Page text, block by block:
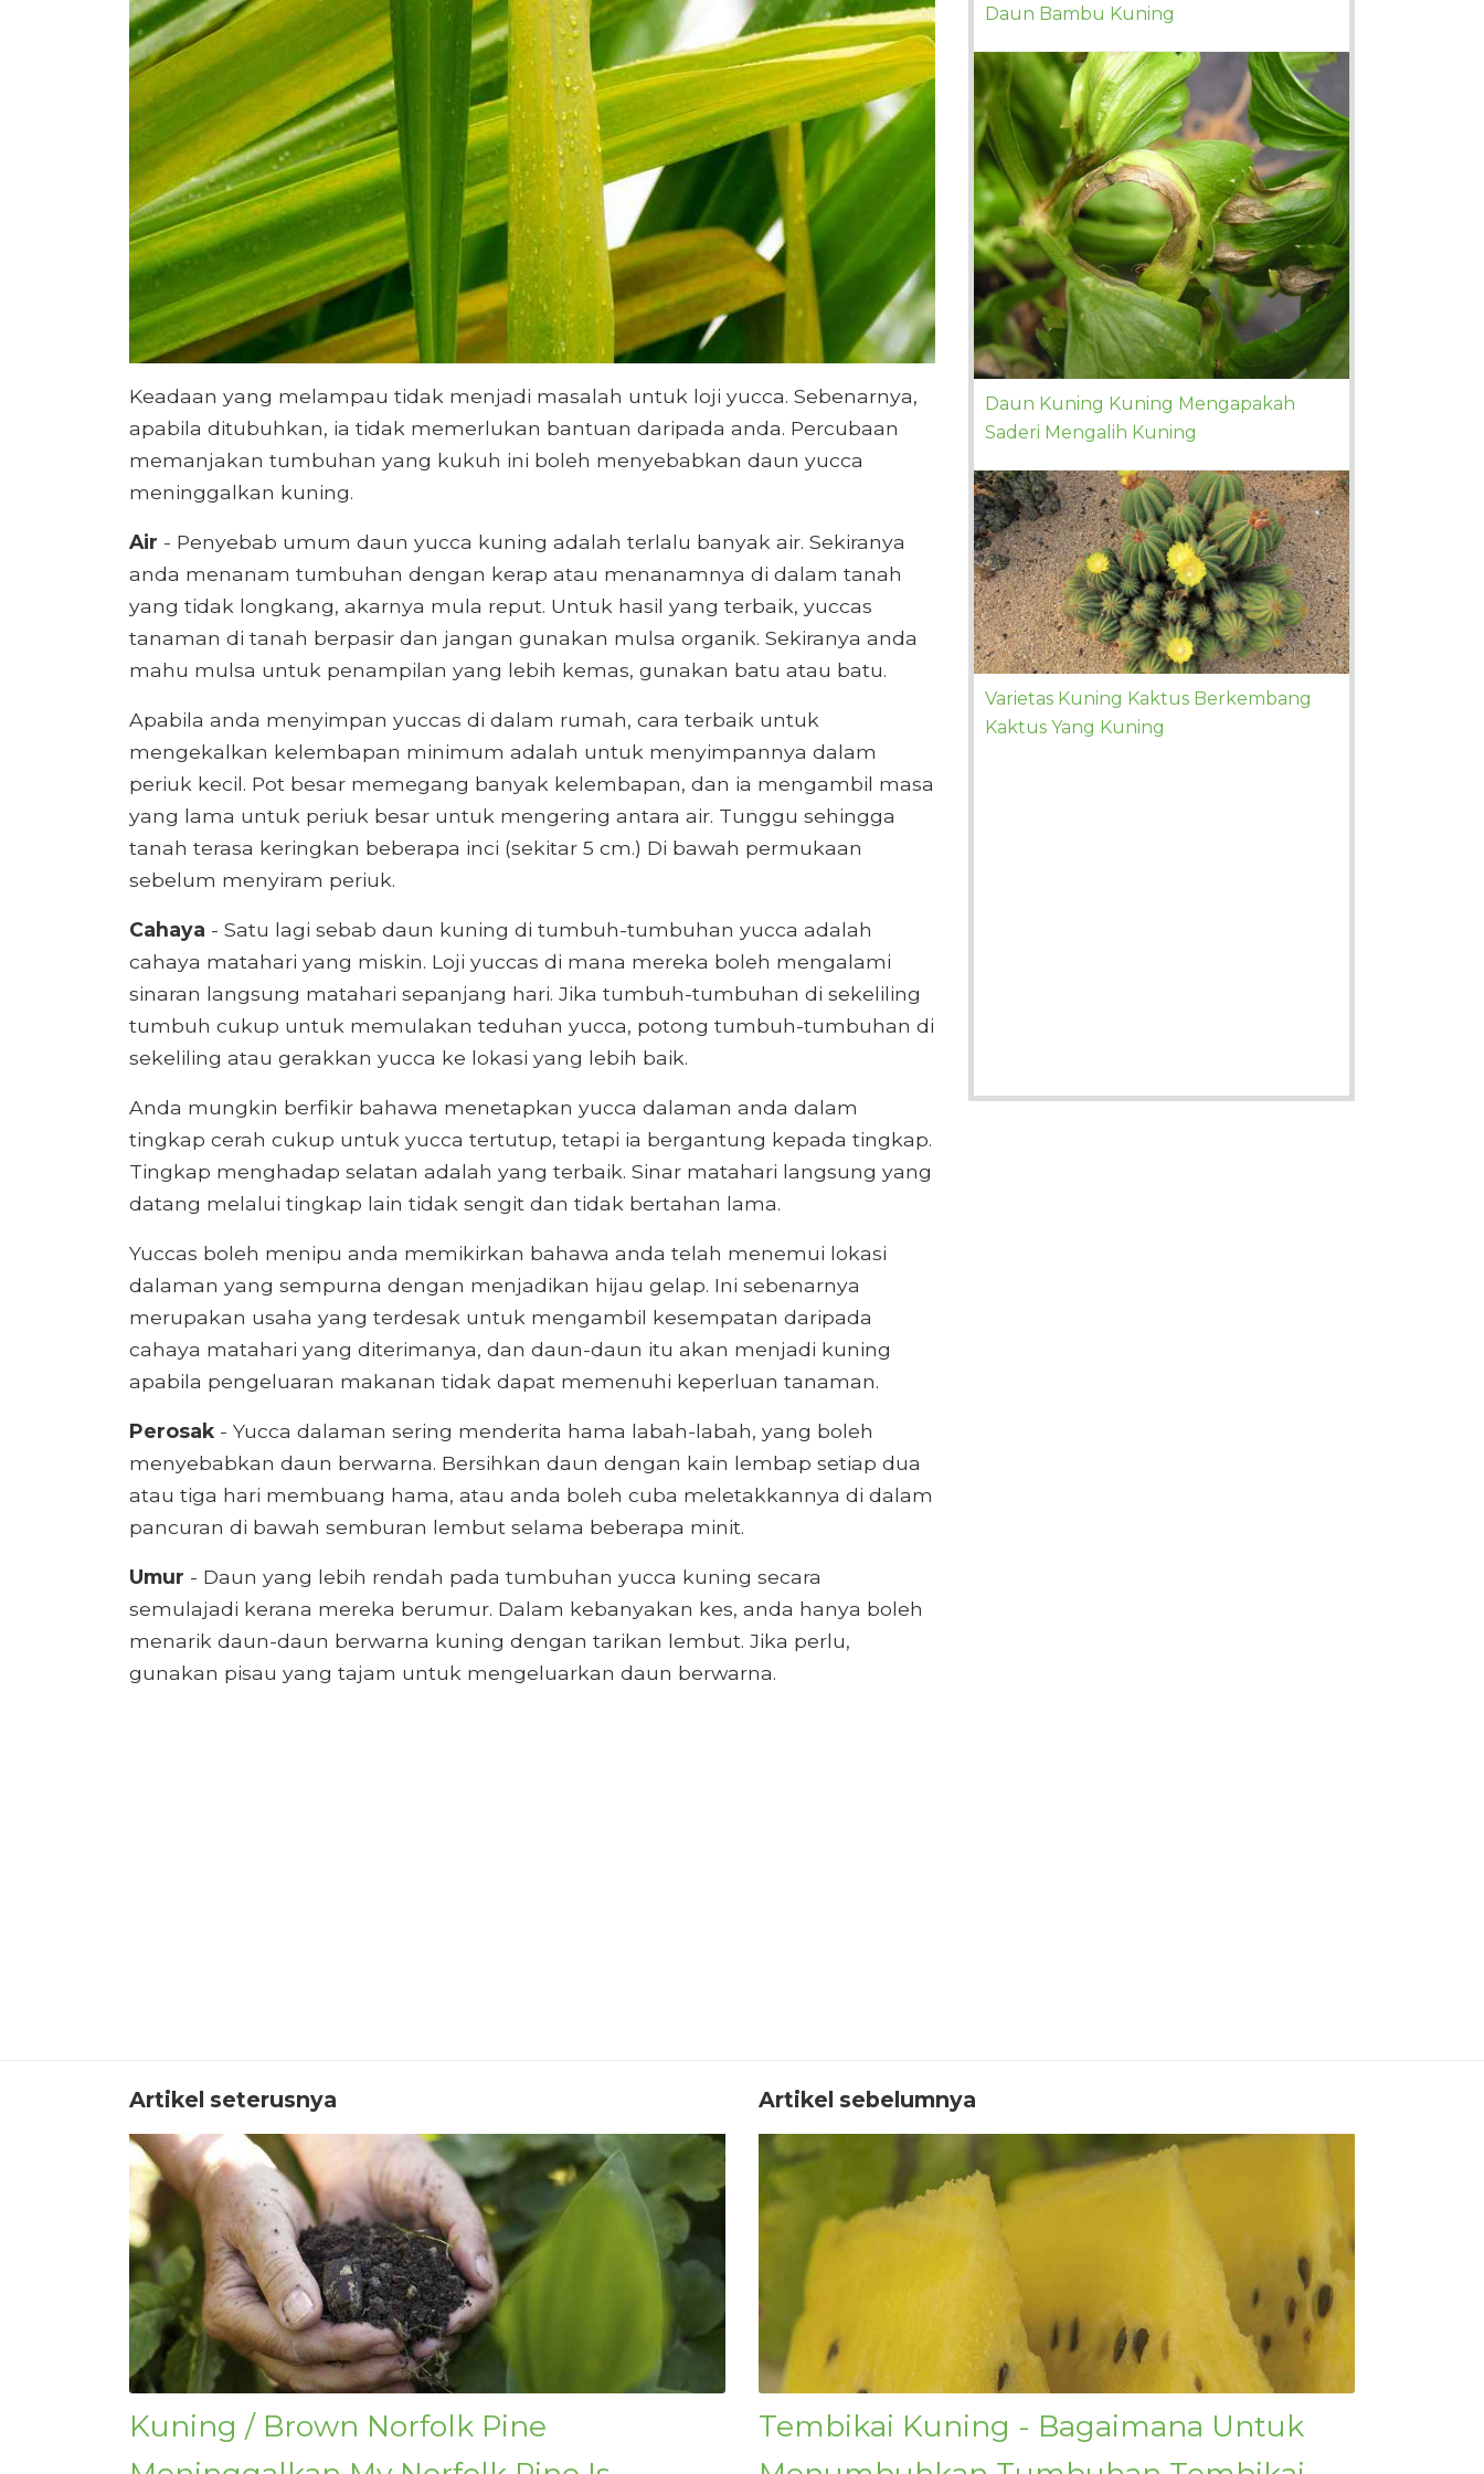
Keadaan yang melampau tidak menjadi masalah untuk loji yucca. Sebenarnya,
apabila ditubuhkan, ia tidak memerlukan bantuan daripada anda. Percubaan
memanjakan tumbuhan yang kukuh ini boleh menyebabkan daun yucca
meninggalkan kuning.
Air - Penyebab umum daun yucca kuning adalah terlalu banyak air. Sekiranya
anda menanam tumbuhan dengan kerap atau menanamnya di dalam tanah
yang tidak longkang, akarnya mula reput. Untuk hasil yang terbaik, yuccas
tanaman di tanah berpasir dan jangan gunakan mulsa organik. Sekiranya anda
mahu mulsa untuk penampilan yang lebih kemas, gunakan batu atau batu.
Apabila anda menyimpan yuccas di dalam rumah, cara terbaik untuk
mengekalkan kelembapan minimum adalah untuk menyimpannya dalam
periuk kecil. Pot besar memegang banyak kelembapan, dan ia mengambil masa
yang lama untuk periuk besar untuk mengering antara air. Tunggu sehingga
tanah terasa keringkan beberapa inci (sekitar 5 cm.) Di bawah permukaan
sebelum menyiram periuk.
Cahaya - Satu lagi sebab daun kuning di tumbuh-tumbuhan yucca adalah
cahaya matahari yang miskin. Loji yuccas di mana mereka boleh mengalami
sinaran langsung matahari sepanjang hari. Jika tumbuh-tumbuhan di sekeliling
tumbuh cukup untuk memulakan teduhan yucca, potong tumbuh-tumbuhan di
sekeliling atau gerakkan yucca ke lokasi yang lebih baik.
Anda mungkin berfikir bahawa menetapkan yucca dalaman anda dalam
tingkap cerah cukup untuk yucca tertutup, tetapi ia bergantung kepada tingkap.
Tingkap menghadap selatan adalah yang terbaik. Sinar matahari langsung yang
datang melalui tingkap lain tidak sengit dan tidak bertahan lama.
Yuccas boleh menipu anda memikirkan bahawa anda telah menemui lokasi
dalaman yang sempurna dengan menjadikan hijau gelap. Ini sebenarnya
merupakan usaha yang terdesak untuk mengambil kesempatan daripada
cahaya matahari yang diterimanya, dan daun-daun itu akan menjadi kuning
apabila pengeluaran makanan tidak dapat memenuhi keperluan tanaman.
Perosak - Yucca dalaman sering menderita hama labah-labah, yang boleh
menyebabkan daun berwarna. Bersihkan daun dengan kain lembap setiap dua
atau tiga hari membuang hama, atau anda boleh cuba meletakkannya di dalam
pancuran di bawah semburan lembut selama beberapa minit.
Umur - Daun yang lebih rendah pada tumbuhan yucca kuning secara
semulajadi kerana mereka berumur. Dalam kebanyakan kes, anda hanya boleh
menarik daun-daun berwarna kuning dengan tarikan lembut. Jika perlu,
gunakan pisau yang tajam untuk mengeluarkan daun berwarna.
Daun Bambu Kuning
Daun Kuning Kuning Mengapakah
Saderi Mengalih Kuning
Varietas Kuning Kaktus Berkembang
Kaktus Yang Kuning
Artikel seterusnya
Kuning / Brown Norfolk Pine
Artikel sebelumnya
Tembikai Kuning - Bagaimana Untuk